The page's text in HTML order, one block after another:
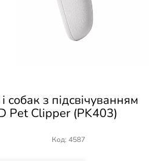
собак з підсвічуванням
Pet Clipper (PK403)
Код: 4587